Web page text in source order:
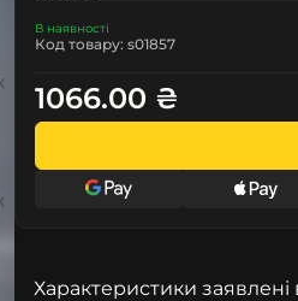
В наявності
Код товару: s01857
1066.00 ₴
Характеристики